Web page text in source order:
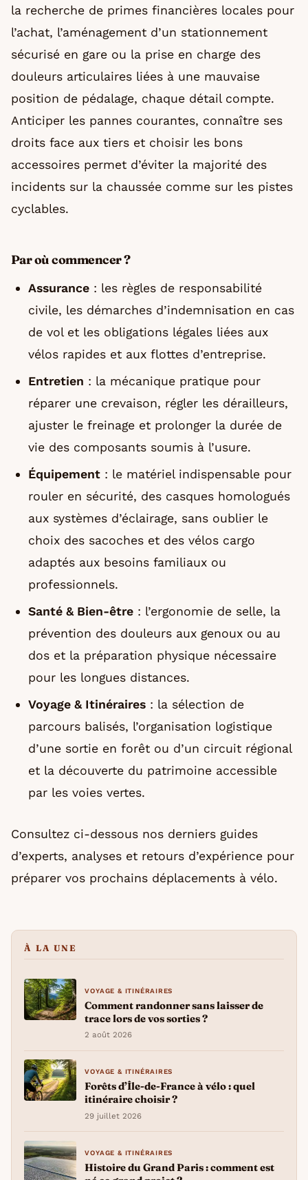
la recherche de primes financières locales pour
l’achat, l’aménagement d’un stationnement
sécurisé en gare ou la prise en charge des
douleurs articulaires liées à une mauvaise
position de pédalage, chaque détail compte.
Anticiper les pannes courantes, connaître ses
droits face aux tiers et choisir les bons
accessoires permet d’éviter la majorité des
incidents sur la chaussée comme sur les pistes
cyclables.
Par où commencer ?
Assurance: les règles de responsabilité
civile, les démarches d’indemnisation en cas
de vol et les obligations légales liées aux
vélos rapides et aux flottes d’entreprise.
Entretien : la mécanique pratique pour
réparer une crevaison, régler les dérailleurs,
ajuster le freinage et prolonger la durée de
vie des composants soumis à l’usure.
Équipement: le matériel indispensable pour
rouler en sécurité, des casques homologués
aux systèmes d’éclairage, sans oublier le
choix des sacoches et des vélos cargo
adaptés aux besoins familiaux ou
professionnels.
Santé & Bien-être: l’ergonomie de selle, la
prévention des douleurs aux genoux ou au
dos et la préparation physique nécessaire
pour les longues distances.
Voyage & Itinéraires: la sélection de
parcours balisés, l’organisation logistique
d’une sortie en forêt ou d’un circuit régional
et la découverte du patrimoine accessible
par les voies vertes.
Consultez ci-dessous nos derniers guides
d’experts, analyses et retours d’expérience pour
préparer vos prochains déplacements à vélo.
À LA UNE
VOYAGE & ITINÉRAIRES
Comment randonner sans laisser de
trace lors de vos sorties ?
2 août 2026
VOYAGE & ITINÉRAIRES
Forêts d’Île-de-France à vélo : quel
itinéraire choisir ?
29 juillet 2026
VOYAGE & ITINÉRAIRES
Histoire du Grand Paris : comment est